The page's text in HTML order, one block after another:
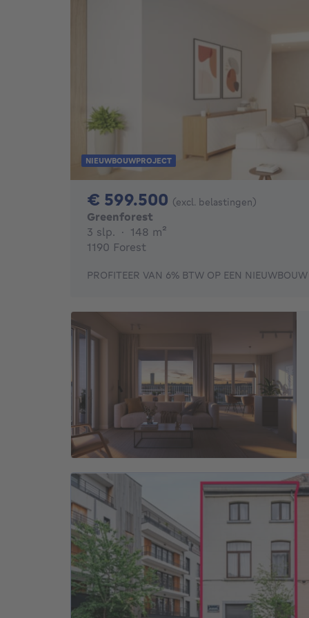
NIEUWBOUWPROJECT
€ 599.500 599500€
(excl. belastingen)
Greenforest
3 slp. 3 slaapkamers
· 148 m²
1190 Forest
PROFITEER VAN 6% BTW OP EEN